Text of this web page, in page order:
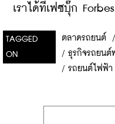
เราได้ที่เฟซบุ๊ก
TAGGED
ON
ตลาดรถยนต์ /
/ ธุรกิจรถยนต์
/ รถยนต์ไฟฟ้า